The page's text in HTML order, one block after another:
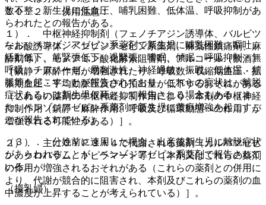
数不整、新生児に低血圧、哺乳困難、低体温、呼吸抑制があ
らわれたとの報告がある。
なお、ベンゾジアゼピン系薬剤で新生児に哺乳困難、嘔吐、
活動低下、筋緊張低下、過緊張、嗜眠、傾眠、呼吸抑制・無
呼吸、チアノーゼ、易刺激性、神経過敏、振戦、低体温、頻
脈等を起こすことが報告されており、これらの症状は、離脱
症状あるいは新生児仮死として報告される場合もある（ま
た、ベンゾジアゼピン系薬剤で新生児に黄疸増強を起こすこ
とが報告されている）。
（３）． 分娩前に連用した場合、出産後新生児に離脱症状
があらわれることが、ベンゾジアゼピン系薬剤で報告されて
いる。
（授乳婦）
１０．２． 併用注意：
１）． 中枢神経抑制剤（フェノチアジン誘導体、バルビツ
ール酸誘導体、ベンゾジアゼピン系薬剤、麻薬性鎮痛剤、麻
酔剤等）、モノアミン酸化酵素阻害剤、アルコール（飲酒）
［鎮静・麻酔作用が増強されたり、呼吸数・収縮期血圧・拡
張期血圧・平均動脈圧及び心拍出量が低下するおそれがある
（これらの薬剤の中枢神経抑制作用により、本剤の中枢神経
抑制作用（鎮静・麻酔作用、呼吸及び循環動態への作用）が
増強される可能性がある）］。
２）． 主にＣＹＰ３Ａ４で代謝される薬剤（カルバマゼピ
ン、クロバザム、トピラマート等）［本剤又はこれらの薬剤
の作用が増強されるおそれがある（これらの薬剤との併用に
より、代謝が競合的に阻害され、本剤及びこれらの薬剤の血
中濃度が上昇することが考えられている）］。